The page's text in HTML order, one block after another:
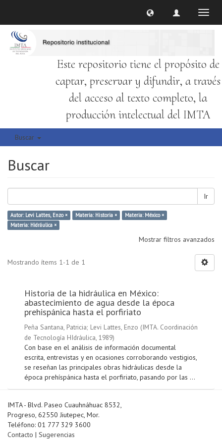
Este repositorio tiene el propósito de
captar, preservar y difundir, a través
del acceso al texto completo, la
producción intelectual del IMTA
Buscar
Buscar
Ir
Autor: Levi Lattes, Enzo × Materia: Historia ×
Materia: México ×
Materia: Hidráulica ×
Mostrar filtros avanzados
Mostrando ítems 1-1 de 1
Historia de la hidráulica en México:
abastecimiento de agua desde la época
prehispánica hasta el porfiriato
Peña Santana, Patricia; Levi Lattes, Enzo (IMTA. Coordinación
de Tecnología HIdráulica, 1989)
Con base en el análisis de información documental
escrita, entrevistas y en ocasiones corroborando vestigios,
se reseñan las principales obras hidráulicas desde la
época prehíspánica hasta el porfiriato, pasando por las ...
IMTA - Blvd. Paseo Cuauhnáhuac 8532,
Progreso, 62550 Jiutepec, Mor.
Teléfono: 01 777 329 3600
Contacto | Sugerencias